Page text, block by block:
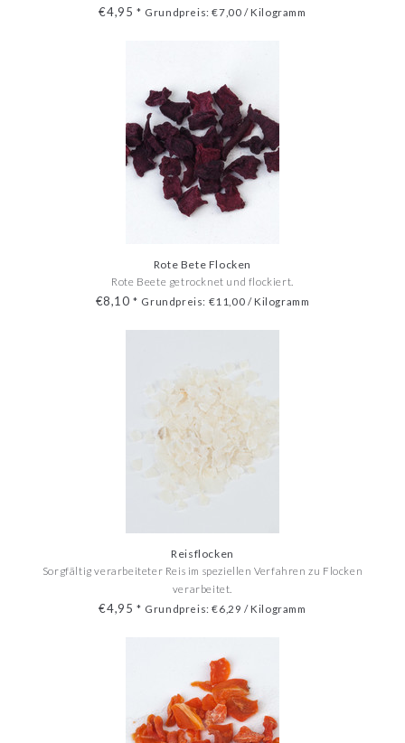
richtige für Ihren Bedarf.
€4,95 * Grundpreis: €7,00 / Kilogramm
Rote Bete Flocken
Rote Beete getrocknet und flockiert.
€8,10* Grundpreis: €11,00 / Kilogramm
Reisflocken
Sorgfältig verarbeiteter Reis im speziellen Verfahren zu Flocken
verarbeitet.
€4,95 * Grundpreis: €6,29 / Kilogramm